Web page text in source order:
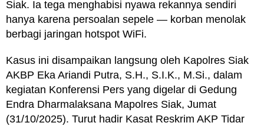
Siak. Ia tega menghabisi nyawa rekannya sendiri
hanya karena persoalan sepele — korban menolak
berbagi jaringan hotspot WiFi.
Kasus ini disampaikan langsung oleh Kapolres Siak
AKBP Eka Ariandi Putra, S.H., S.I.K., M.Si., dalam
kegiatan Konferensi Pers yang digelar di Gedung
Endra Dharmalaksana Mapolres Siak, Jumat
(31/10/2025). Turut hadir Kasat Reskrim AKP Tidar